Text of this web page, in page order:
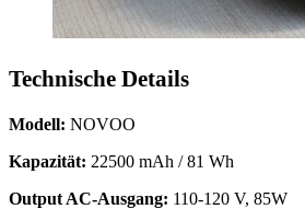
Technische Details
Modell: NOVOO
Kapazität: 22500 mAh / 81 Wh
Output AC-Ausgang: 110-120 V, 85W